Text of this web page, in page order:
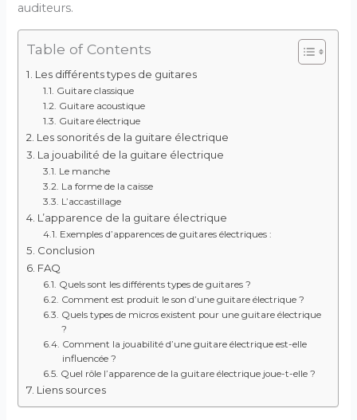
auditeurs.
Table of Contents
Les différents types de guitares
Guitare classique
Guitare acoustique
Guitare électrique
Les sonorités de la guitare électrique
La jouabilité de la guitare électrique
Le manche
La forme de la caisse
L’accastillage
L’apparence de la guitare électrique
Exemples d’apparences de guitares électriques :
Conclusion
FAQ
Quels sont les différents types de guitares ?
Comment est produit le son d’une guitare électrique ?
Quels types de micros existent pour une guitare électrique
?
Comment la jouabilité d’une guitare électrique est-elle
influencée ?
Quel rôle l’apparence de la guitare électrique joue-t-elle ?
Liens sources